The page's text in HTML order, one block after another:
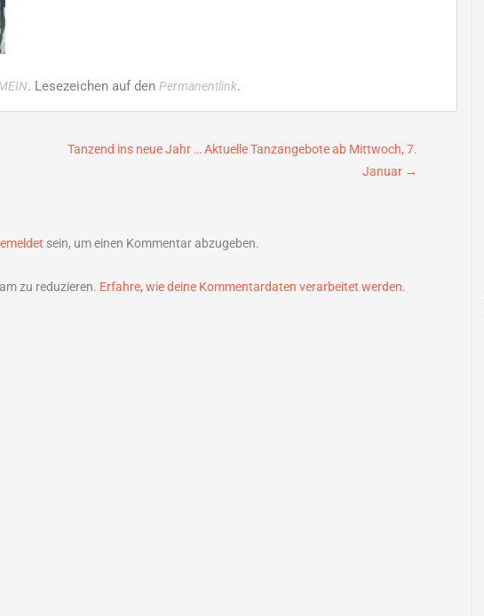
. Lesezeichen auf den Permanentlink.
Tanzend ins neue Jahr … Aktuelle Tanzangebote ab Mittwoch, 7.
Januar →
sein, um einen Kommentar abzugeben.
zu reduzieren. Erfahre, wie deine Kommentardaten verarbeitet werden.